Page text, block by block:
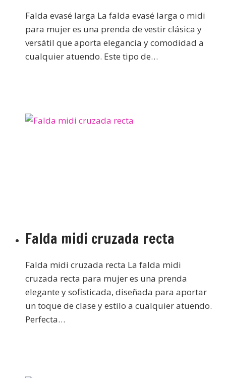
Falda evasé larga La falda evasé larga o midi
para mujer es una prenda de vestir clásica y
versátil que aporta elegancia y comodidad a
cualquier atuendo. Este tipo de…
Falda midi cruzada recta
Falda midi cruzada recta La falda midi
cruzada recta para mujer es una prenda
elegante y sofisticada, diseñada para aportar
un toque de clase y estilo a cualquier atuendo.
Perfecta…